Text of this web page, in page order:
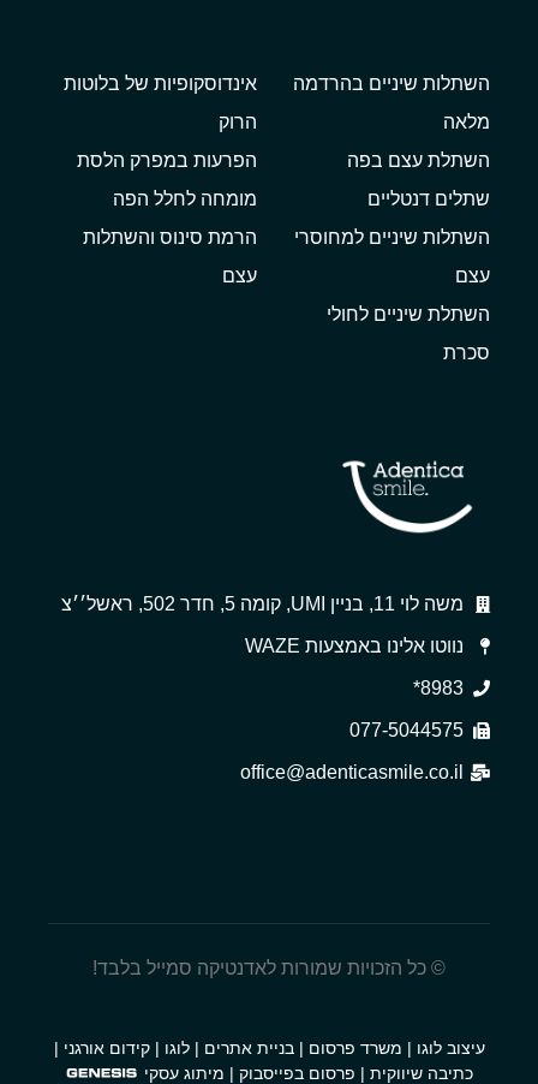
השתלות שיניים בהרדמה
מלאה
השתלת עצם בפה
שתלים דנטליים
השתלות שיניים למחוסרי
עצם
השתלת שיניים לחולי
סכרת
אינדוסקופיות של בלוטות
הרוק
הפרעות במפרק הלסת
מומחה לחלל הפה
הרמת סינוס והשתלות
עצם
משה לוי 11, בניין UMI, קומה 5, חדר 502, ראשל׳׳צ
נווטו אלינו באמצעות WAZE
8983*
077-5044575
office@adenticasmile.co.il
© כל הזכויות שמורות לאדנטיקה סמייל בלבד!
עיצוב לוגו | משרד פרסום |בניית אתרים |לוגו |קידום אורגני |
כתיבה שיווקית | פרסום בפייסבוק | מיתוג עסקי